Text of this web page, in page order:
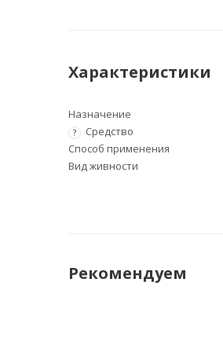
Характеристики
Назначение
? Средство
Способ применения
Вид живности
Рекомендуем